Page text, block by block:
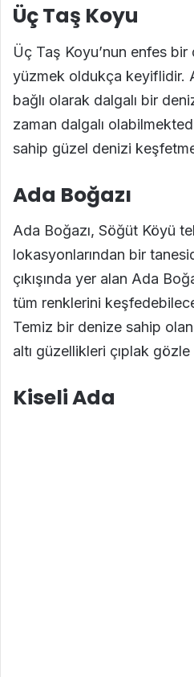
Üç Taş Koyu
Üç Taş Koyu’nun enfes
yüzmek oldukça keyiflidir.
bağlı olarak dalgalı bir
zaman dalgalı
sahip güzel denizi
Ada Boğazı
Ada Boğazı, Söğüt Köyü
lokasyonlarından bir
çıkışında yer alan Ada
tüm renklerini
Temiz bir denize sahip
altı güzellikleri çıplak
Kiseli Ada